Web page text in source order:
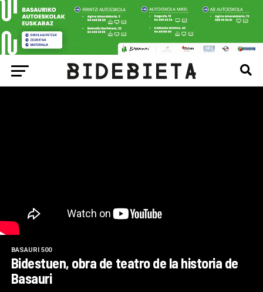
BASAURI 500
Bidestuen, obra de teatro de la historia de
Basauri